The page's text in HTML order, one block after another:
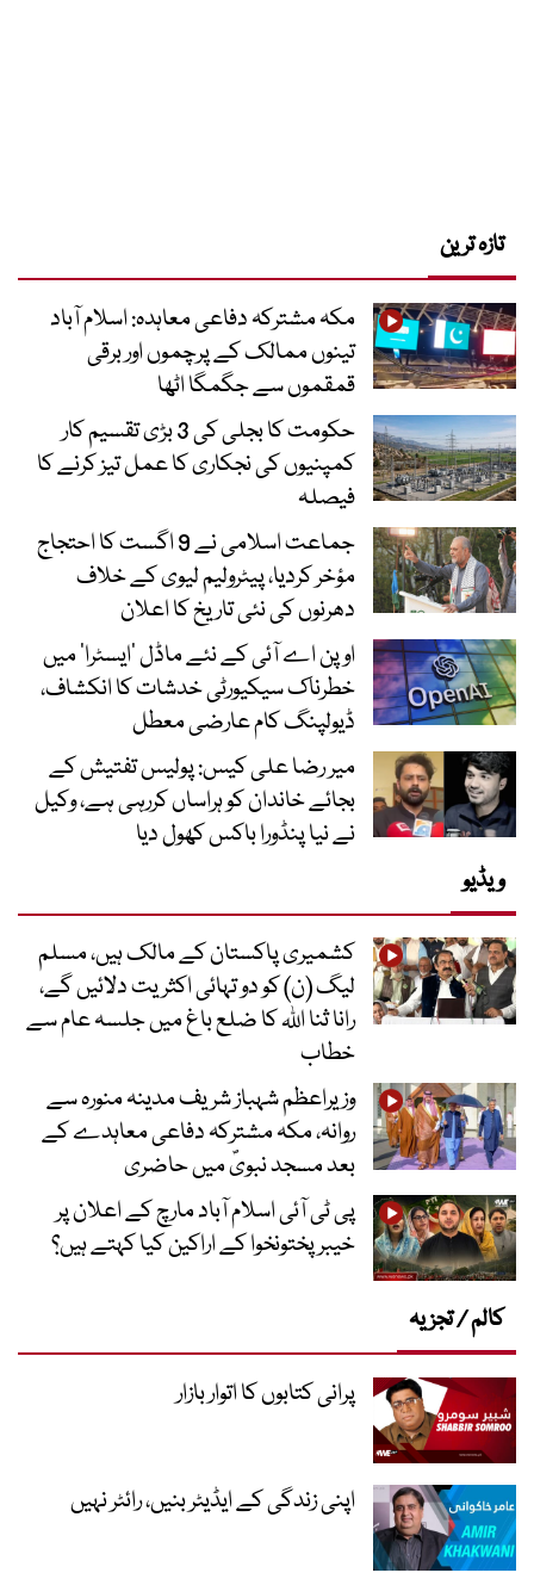
تازہ ترین
مکہ مشترکہ دفاعی معاہدہ: اسلام آباد
تینوں ممالک کے پرچموں اور برقی
قمقموں سے جگمگا اٹھا
حکومت کا بجلی کی 3 بڑی تقسیم کار
کمپنیوں کی نجکاری کا عمل تیز کرنے کا
فیصلہ
جماعت اسلامی نے 9 اگست کا احتجاج
مؤخر کردیا، پیٹرولیم لیوی کے خلاف
دھرنوں کی نئی تاریخ کا اعلان
اوپن اے آئی کے نئے ماڈل ’ایسٹرا‘ میں
خطرناک سیکیورٹی خدشات کا انکشاف،
ڈیولپنگ کام عارضی معطل
میر رضا علی کیس: پولیس تفتیش کے
بجائے خاندان کو ہراساں کررہی ہے، وکیل
نے نیا پنڈورا باکس کھول دیا
ویڈیو
کشمیری پاکستان کے مالک ہیں، مسلم
لیگ (ن) کو دو تہائی اکثریت دلائیں گے،
رانا ثنا اللہ کا ضلع باغ میں جلسہ عام سے
خطاب
وزیراعظم شہباز شریف مدینہ منورہ سے
روانہ، مکہ مشترکہ دفاعی معاہدے کے
بعد مسجد نبویؐ میں حاضری
پی ٹی آئی اسلام آباد مارچ کے اعلان پر
خیبر پختونخوا کے اراکین کیا کہتے ہیں؟
کالم / تجزیہ
پرانی کتابوں کا اتوار بازار
اپنی زندگی کے ایڈیٹر بنیں، رائٹر نہیں